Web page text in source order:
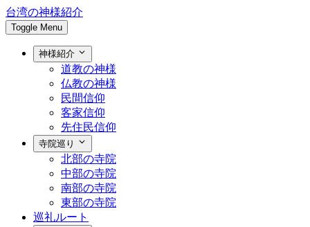
台湾の神様紹介
Toggle Menu
神様紹介
道教の神様
仏教の神様
民間信仰
客家信仰
先住民信仰
寺院巡り
北部の寺院
中部の寺院
南部の寺院
東部の寺院
巡礼ルート